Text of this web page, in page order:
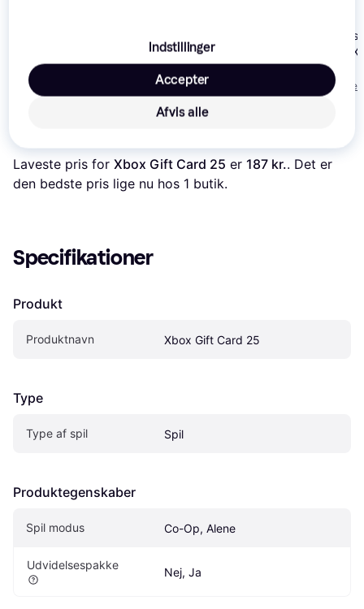
(XOne)
125 kr.
Sekiro: Shadows
Die Twice
(XOne)
86 kr.
Prince of
Lost Crown
Eller 3
Laveste pris for Xbox Gift Card 25 er 187 kr.. Det er
den bedste pris lige nu hos 1 butik.
Specifikationer
Produkt
Produktnavn Xbox Gift Card 25
Type
Type af spil Spil
Produktegenskaber
Spil modus Co-Op, Alene
Udvidelsespakke
Nej, Ja
Indstillinger
Afvis alle
Accepter